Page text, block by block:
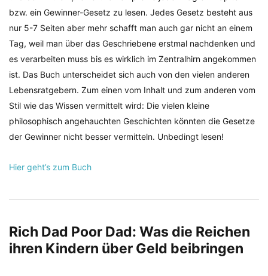
bzw. ein Gewinner-Gesetz zu lesen. Jedes Gesetz besteht aus
nur 5-7 Seiten aber mehr schafft man auch gar nicht an einem
Tag, weil man über das Geschriebene erstmal nachdenken und
es verarbeiten muss bis es wirklich im Zentralhirn angekommen
ist. Das Buch unterscheidet sich auch von den vielen anderen
Lebensratgebern. Zum einen vom Inhalt und zum anderen vom
Stil wie das Wissen vermittelt wird: Die vielen kleine
philosophisch angehauchten Geschichten könnten die Gesetze
der Gewinner nicht besser vermitteln. Unbedingt lesen!
Hier geht’s zum Buch
Rich Dad Poor Dad: Was die Reichen
ihren Kindern über Geld beibringen